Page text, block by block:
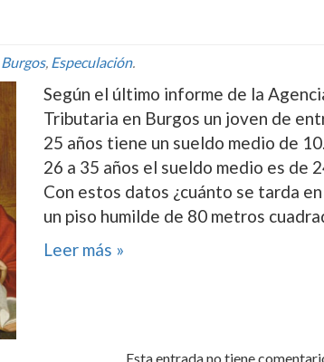
Burgos, Especulación.
Según el último informe de la
Tributaria en Burgos un joven de
25 años tiene un sueldo medio de
26 a 35 años el sueldo medio es de
Con estos datos ¿cuánto se tarda
un piso humilde de 80 metros
Leer más »
Esta entrada no tiene